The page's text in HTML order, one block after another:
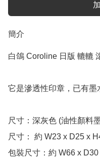
簡介
白鴿 Coroline 日版 轆轆
它是滲透性印章，已有墨
尺寸：深灰色 (油性顏料
尺寸： 約 W23 x D25 x
包裝尺寸：約 W66 x